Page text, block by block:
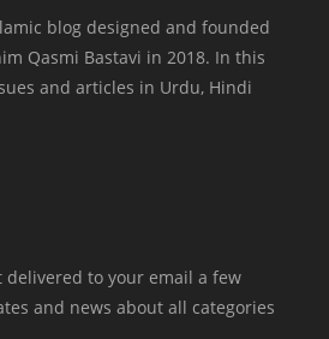
blog designed and founded
Qasmi Bastavi in 2018. In this
and articles in Urdu, Hindi
delivered to your email a few
and news about all categories